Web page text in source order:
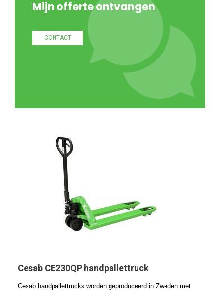
Mijn offerte ontvangen
CONTACT
Cesab CE230QP handpallettruck
Cesab handpallettrucks worden geproduceerd in Zweden met